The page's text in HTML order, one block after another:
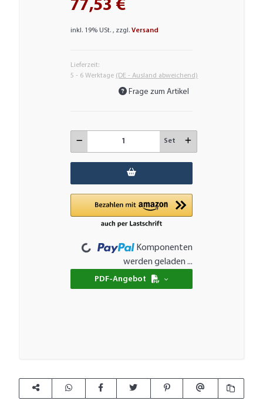
77,53 €
inkl. 19% USt. , zzgl.Versand
Lieferzeit:
5 - 6 Werktage (DE - Ausland abweichend)
Frage zum Artikel
Set
Loading...
Komponenten
werden geladen ...
PDF-Angebot